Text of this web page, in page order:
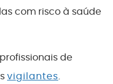
com risco à saúde
de
vigilantes.